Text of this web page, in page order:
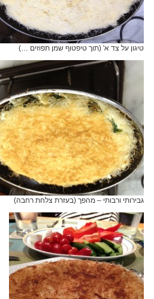
טיגון על צד א' (תוך טיפטוף שמן תפוזים …)
גבירותי ורבותי – מהפך (בעזרת צלחת רחבה)